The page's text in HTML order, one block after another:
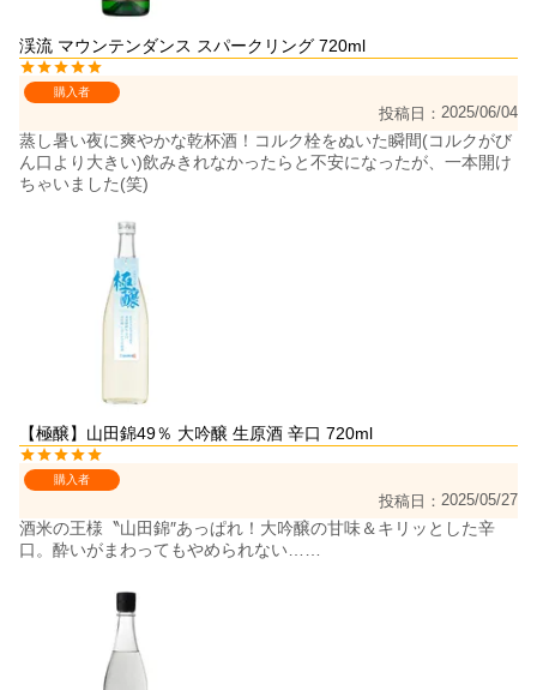
渓流 マウンテンダンス スパークリング 720ml
購入者
投稿日 2025/06/04
蒸し暑い夜に爽やかな乾杯酒！コルク栓をぬいた瞬間(コルクがび
ん口より大きい)飲みきれなかったらと不安になったが、一本開け
ちゃいました(笑)
【極醸】山田錦49％ 大吟醸 生原酒 辛口 720ml
購入者
投稿日 2025/05/27
酒米の王様〝山田錦″あっぱれ！大吟醸の甘味＆キリッとした辛
口。酔いがまわってもやめられない……